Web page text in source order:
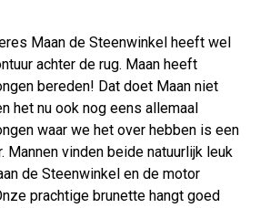
Maan de Steenwinkel heeft wel
achter de rug. Maan heeft
bereden! Dat doet Maan niet
het nu ook nog eens allemaal
waar we het over hebben is een
Mannen vinden beide natuurlijk leuk
de Steenwinkel en de motor
prachtige brunette hangt goed